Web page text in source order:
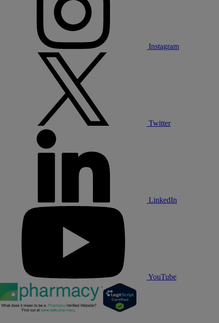
Instagram
Twitter
LinkedIn
YouTube